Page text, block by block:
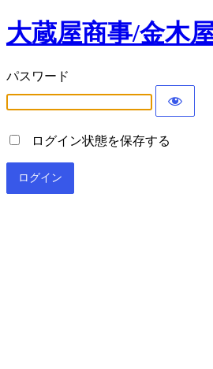
大蔵屋商事/金木
パスワード
ログイン状態を保存する